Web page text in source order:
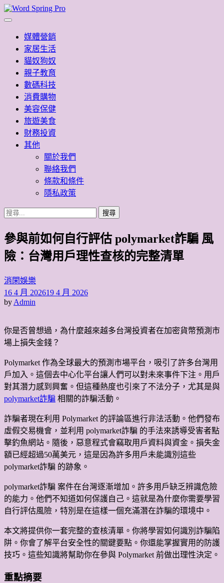
Skip
to
媒體營銷
家居生活
貓奴狗奴
親子教育
數碼科技
消費購物
美容保健
旅遊美食
財務投資
其他
關於我們
聯絡我們
條款和條件
隱私政策
搜
關
鍵
字:
參與前如何自行評估 polymarket詐騙 風
險：台灣用戶理性查核的完整清單
消閑娛樂
16 4 月 202619 4 月 2026
by Admin
你是否曾想過，為什麼越來越多台灣投資者在加密貨幣預測市
場上損失金錢？
Polymarket 作為全球最大的預測市場平台，吸引了許多台灣用
戶加入。這個去中心化平台讓人們可以對未來事件下注。用戶
對其潛力感到興奮。但這種熱度也引來了不法分子，尤其是與
polymarket詐騙 相關的詐騙活動。
詐騙者現在利用 Polymarket 的評論區進行非法活動。他們發布
虛假交易機會，並利用 polymarket詐騙 的手法來誘導受害者點
擊釣魚網站。隨後，惡意程式會竊取用戶資料與資金。損失金
額已經超過50萬美元，這是因為許多用戶未能識別這些
polymarket詐騙 的跡象。
polymarket詐騙 案件在台灣逐漸增加。許多用戶缺乏辨識危險
的能力。他們不知道如何保護自己。這就是為什麼你需要學習
自行評估風險，特別是在這樣一個充滿潛在詐騙的環境中。
本文將提供你一套完整的查核清單。你將學習如何識別詐騙陷
阱。你會了解平台安全性的關鍵要點。你還能掌握實用的防護
技巧。這些知識將幫助你在參與 Polymarket 前做出理性決定。
重點摘要